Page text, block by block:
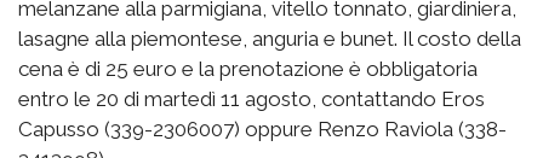
melanzane alla parmigiana, vitello tonnato, giardiniera,
lasagne alla piemontese, anguria e bunet. Il costo della
cena è di 25 euro e la prenotazione è obbligatoria
entro le 20 di martedì 11 agosto, contattando Eros
Capusso (339-2306007) oppure Renzo Raviola (338-